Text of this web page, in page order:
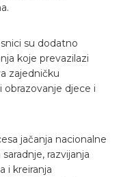
su dodatno
koje prevazilazi
zajedničku
djece i
jačanja nacionalne
razvijanja
i kreiranja